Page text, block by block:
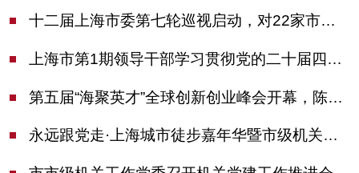
十二届上海市委第七轮巡视启动，对22家市管单位开展常规巡视
上海市第1期领导干部学习贯彻党的二十届四中全会精神专题研讨班开班，陈吉宁作专题报告
第五届“海聚英才”全球创新创业峰会开幕，陈吉宁出席并启动新一届大赛
永远跟党走·上海城市徒步嘉年华暨市级机关运动会开幕